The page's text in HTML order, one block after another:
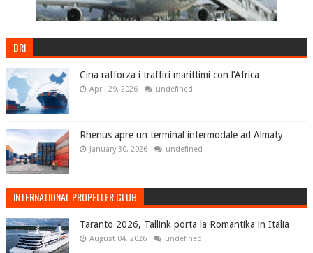
BRI
Cina rafforza i traffici marittimi con l’Africa
April 29, 2026 undefined
Rhenus apre un terminal intermodale ad Almaty
January 30, 2026 undefined
INTERNATIONAL PROPELLER CLUB
Taranto 2026, Tallink porta la Romantika in Italia
August 04, 2026 undefined